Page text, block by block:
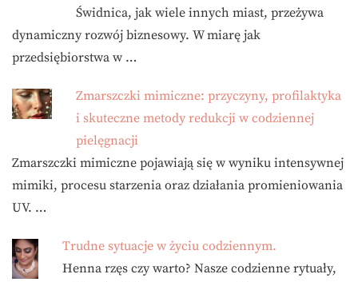
Świdnica, jak wiele innych miast, przeżywa
dynamiczny rozwój biznesowy. W miarę jak
przedsiębiorstwa w …
Zmarszczki mimiczne: przyczyny, profilaktyka
i skuteczne metody redukcji w codziennej
pielęgnacji
Zmarszczki mimiczne pojawiają się w wyniku intensywnej
mimiki, procesu starzenia oraz działania promieniowania
UV. …
Trudne sytuacje w życiu codziennym.
Henna rzęs czy warto? Nasze codzienne rytuały,